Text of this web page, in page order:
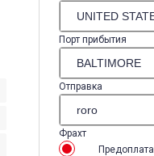
Порт прибытия
Отправка
Фрахт
Предоплата